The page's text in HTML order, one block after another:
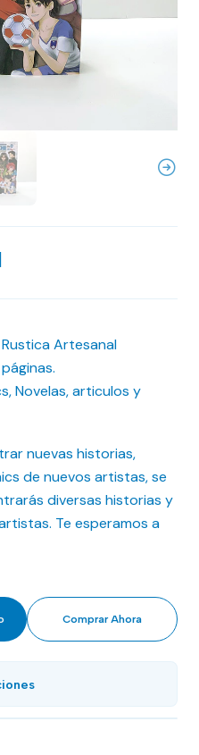
Rustica Artesanal
Novelas, articulos y
nuevas historias,
de nuevos artistas, se
diversas historias y
Te esperamos a
Comprar Ahora